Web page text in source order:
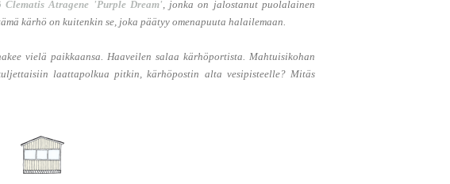
Clematis Atragene 'Purple Dream', jonka on jalostanut puolalainen
kärhö on kuitenkin se, joka päätyy omenapuuta halailemaan.
vielä paikkaansa. Haaveilen salaa kärhöportista. Mahtuisikohan
laattapolkua pitkin, kärhöpostin alta vesipisteelle? Mitäs